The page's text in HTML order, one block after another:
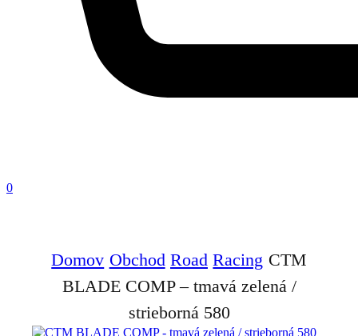
0
Domov Obchod Road Racing CTM
BLADE COMP – tmavá zelená /
strieborná 580